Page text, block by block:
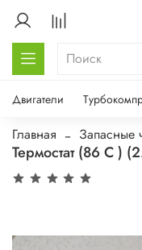
Двигатели
Главная Запасные
Термостат (86 С )